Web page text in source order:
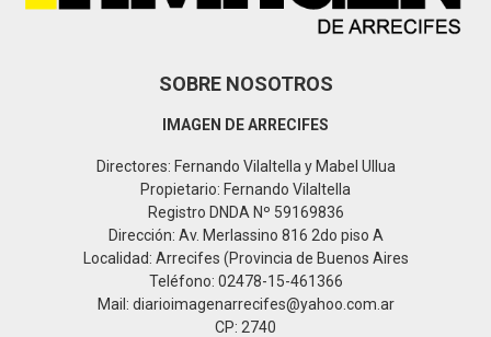
SOBRE NOSOTROS
IMAGEN DE ARRECIFES
Directores: Fernando Vilaltella y Mabel Ullua
Propietario: Fernando Vilaltella
Registro DNDA Nº 59169836
Dirección: Av. Merlassino 816 2do piso A
Localidad: Arrecifes (Provincia de Buenos Aires
Teléfono: 02478-15-461366
Mail: diarioimagenarrecifes@yahoo.com.ar
CP: 2740